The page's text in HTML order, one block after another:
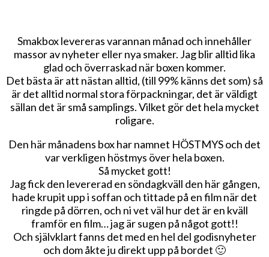
Smakbox levereras varannan månad och innehåller
massor av nyheter eller nya smaker. Jag blir alltid lika
glad och överraskad när boxen kommer.
Det bästa är att nästan alltid, (till 99% känns det som) så
är det alltid normal stora förpackningar, det är väldigt
sällan det är små samplings. Vilket gör det hela mycket
roligare.
Den här månadens box har namnet HÖSTMYS och det
var verkligen höstmys över hela boxen.
Så mycket gott!
Jag fick den levererad en söndagkväll den här gången,
hade krupit upp i soffan och tittade på en film när det
ringde på dörren, och ni vet väl hur det är en kväll
framför en film… jag är sugen på något gott!!
Och självklart fanns det med en hel del godisnyheter
och dom åkte ju direkt upp på bordet 🙂